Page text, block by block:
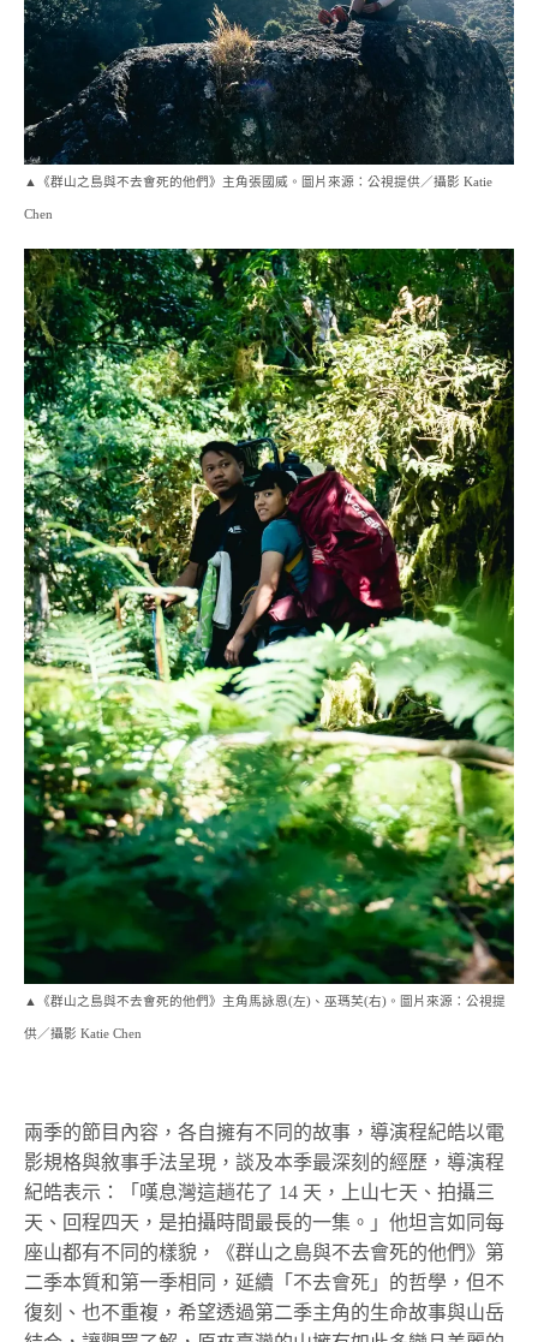
▲《群山之島與不去會死的他們》主角張國威。圖片來源：公視提供／攝影 Katie
Chen
▲《群山之島與不去會死的他們》主角馬詠恩(左)、巫瑪芙(右)。圖片來源：公視提
供／攝影 Katie Chen
兩季的節目內容，各自擁有不同的故事，導演程紀皓以電
影規格與敘事手法呈現，談及本季最深刻的經歷，導演程
紀皓表示：「嘆息灣這趟花了 14 天，上山七天、拍攝三
天、回程四天，是拍攝時間最長的一集。」他坦言如同每
座山都有不同的樣貌，《群山之島與不去會死的他們》第
二季本質和第一季相同，延續「不去會死」的哲學，但不
復刻、也不重複，希望透過第二季主角的生命故事與山岳